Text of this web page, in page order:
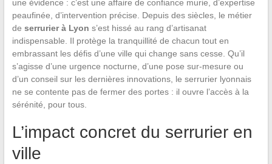
une évidence : c’est une affaire de confiance murie, d’expertise
peaufinée, d’intervention précise. Depuis des siècles, le métier
de serrurier à Lyon s’est hissé au rang d’artisanat
indispensable. Il protège la tranquillité de chacun tout en
embrassant les défis d’une ville qui change sans cesse. Qu’il
s’agisse d’une urgence nocturne, d’une pose sur-mesure ou
d’un conseil sur les dernières innovations, le serrurier lyonnais
ne se contente pas de fermer des portes : il ouvre l’accès à la
sérénité, pour tous.
L’impact concret du serrurier en
ville